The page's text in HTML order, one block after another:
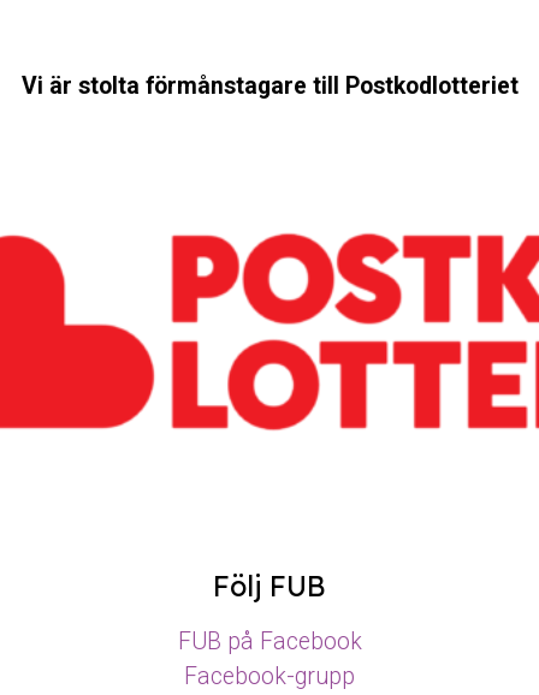
Vi är stolta förmånstagare till Postkodlotteriet
Följ FUB
FUB på Facebook
Facebook-grupp